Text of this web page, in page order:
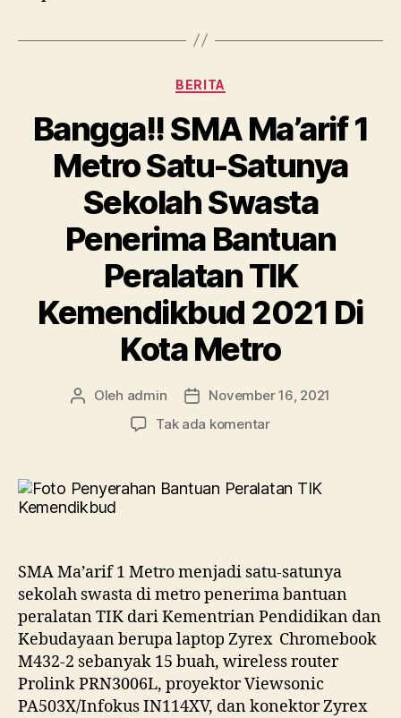
Kategori
BERITA
Bangga!! SMA Ma’arif 1
Metro Satu-Satunya
Sekolah Swasta
Penerima Bantuan
Peralatan TIK
Kemendikbud 2021 Di
Kota Metro
Penulis
Oleh admin
Tanggal
artikel
November 16, 2021
Tak ada komentarpada
Ma’arif
Sekolah
Swasta
Penerima
Bantuan
Peralatan
TIK
Kemendikbud
SMA Ma’arif 1 Metro menjadi satu-satunya
sekolah swasta di metro penerima bantuan
peralatan TIK dari Kementrian Pendidikan dan
Kebudayaan berupa laptop Zyrex Chromebook
M432-2 sebanyak 15 buah, wireless router
Prolink PRN3006L, proyektor Viewsonic
PA503X/Infokus IN114XV, dan konektor Zyrex